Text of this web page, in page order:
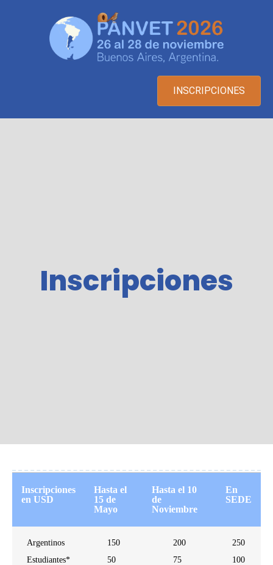
INSCRIPCIONES
Inscripciones
Inscripciones
en USD
Hasta el
15 de
Mayo
Hasta el 10
de
Noviembre
En
SEDE
Argentinos
Estudiantes*
150
50
200
75
250
100